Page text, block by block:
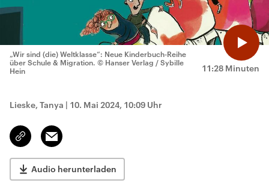
11:28 Minuten
„Wir sind (die) Weltklasse“: Neue Kinderbuch-Reihe
über Schule & Migration. © Hanser Verlag / Sybille
Hein
Lieske, Tanya | 10. Mai 2024, 10:09 Uhr
Link
kopieren/teilen
Email
Audio herunterladen